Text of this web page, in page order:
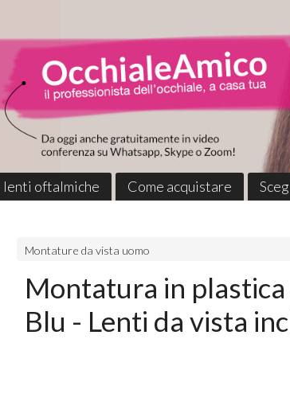
lenti oftalmiche Come acquistare
Montature da vista uomo
Montatura in
Blu - Lenti da vista